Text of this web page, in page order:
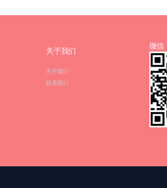
关于我们
关于我们
联系我们
微信